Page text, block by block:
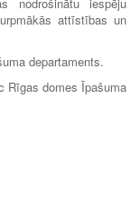
nodrošinātu iespēju
attīstības un
departaments.
Rīgas domes Īpašuma